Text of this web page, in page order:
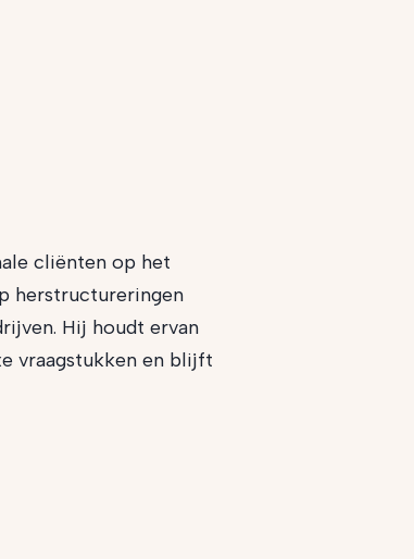
cliënten op het
herstructureringen
Hij houdt ervan
vraagstukken en blijft